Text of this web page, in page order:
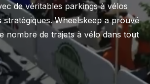
de véritables parkings à vélos
stratégiques. Wheelskeep a prouvé
nombre de trajets à vélo dans tout